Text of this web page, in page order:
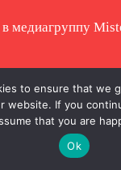
медиагруппу
использование
разрешено с
to ensure that we
website. If you
that you are
Ok